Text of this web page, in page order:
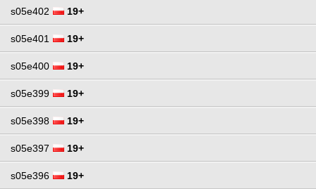
s05e402 19+
s05e401 19+
s05e400 19+
s05e399 19+
s05e398 19+
s05e397 19+
s05e396 19+